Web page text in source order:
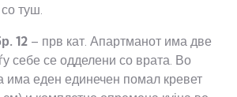
туш.
12 – прв кат. Апартманот има две
себе се одделени со врата. Во
има еден единечен помал кревет